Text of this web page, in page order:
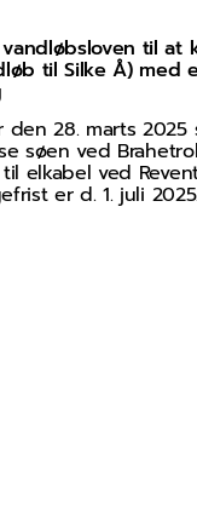
til at
til Silke Å) med
den 28. marts 2025
søen ved
elkabel ved
er d. 1. juli
2025